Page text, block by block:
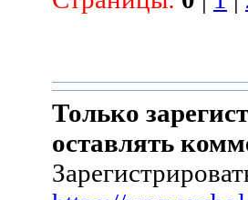
Только
оставлять